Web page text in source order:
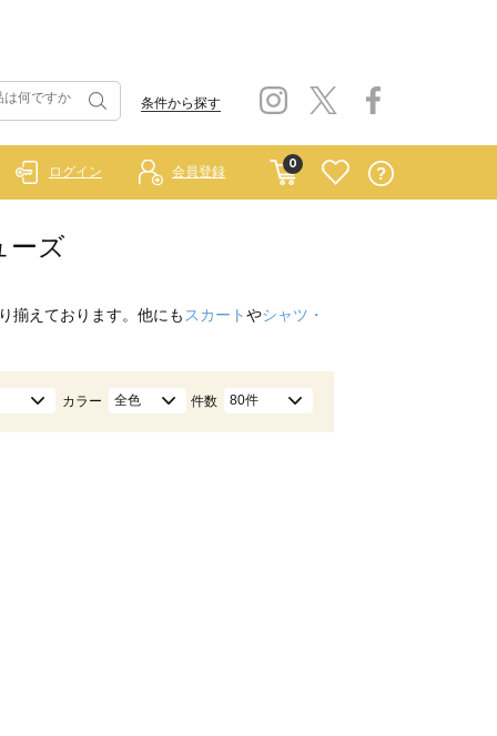
条件から探す
0
ログイン 会員登録
ーズ
揃えております。他にも スカートやシャツ・
カラー 全色 件数 80件